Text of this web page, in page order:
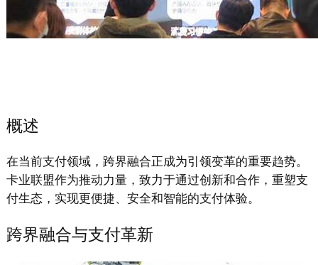
概述
在当前支付领域，跨界融合正成为引领变革的重要趋势。
卡业联盟作为推动力量，致力于通过创新和合作，重塑支
付生态，实现更便捷、安全和智能的支付体验。
跨界融合与支付革新